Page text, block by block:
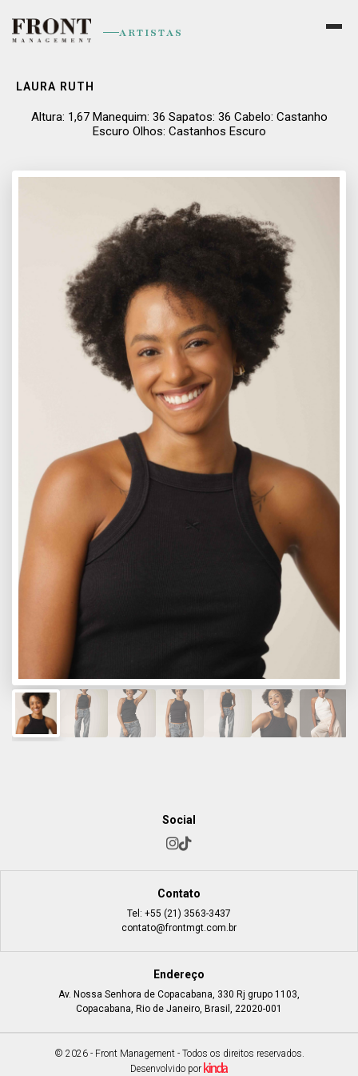
ARTISTAS
LAURA RUTH
Altura: 1,67 Manequim: 36 Sapatos: 36 Cabelo: Castanho
Escuro Olhos: Castanhos Escuro
Social
Contato
Tel: +55 (21) 3563-3437
contato@frontmgt.com.br
Endereço
Av. Nossa Senhora de Copacabana, 330 Rj grupo 1103,
Copacabana, Rio de Janeiro, Brasil, 22020-001
© 2026 - Front Management - Todos os direitos reservados.
Desenvolvido por